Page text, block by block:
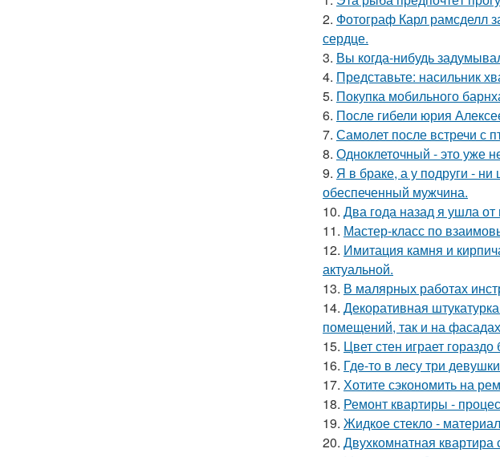
2. Фотограф Карл рамсделл
сердце.
3. Вы когда-нибудь
4. Представьте: насильник
5. Покупка мобильного
6. После гибели юрия
7. Самолет после встречи с
8. Одноклеточный - это уже
9. Я в браке, а у подруги -
обеспеченный мужчина.
10. Два года назад я ушла
11. Мастер-класс по
12. Имитация камня и
актуальной.
13. В малярных работах
14. Декоративная
помещений, так и на
15. Цвет стен играет
16. Гдe-то в лесу три
17. Хотите сэкономить на
18. Ремонт квартиры -
19. Жидкое стекло -
20. Двухкомнатная квартира